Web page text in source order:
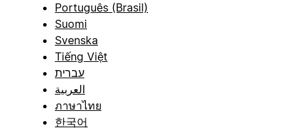
Português (Brasil)
Suomi
Svenska
Tiếng Việt
עברית
العربية
ภาษาไทย
한국어